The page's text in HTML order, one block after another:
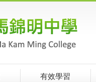
有效學習